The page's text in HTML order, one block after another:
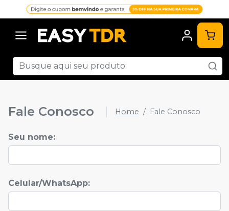
Fale Conosco Home Fale Conosco
Seu nome:
Celular/WhatsApp: